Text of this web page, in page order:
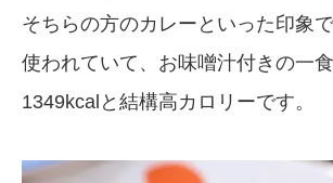
そちらの方のカレーといった印象
使われていて、お味噌汁付きの一
1349kcalと結構高カロリーです。